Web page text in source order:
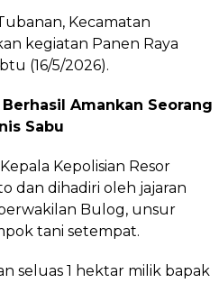
Kecamatan
kegiatan Panen Raya
(16/5/2026).
Amankan Seorang
Sabu
Kepolisian Resor
dan dihadiri oleh jajaran
Bulog, unsur
tani setempat.
seluas 1 hektar milik bapak